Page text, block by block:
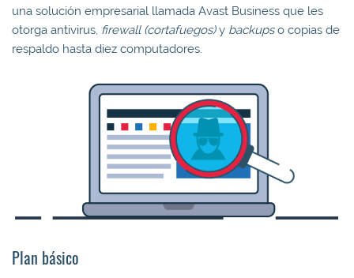
una solución empresarial llamada Avast Business que les
otorga antivirus, firewall (cortafuegos)y backupso copias de
respaldo hasta diez computadores.
Plan básico